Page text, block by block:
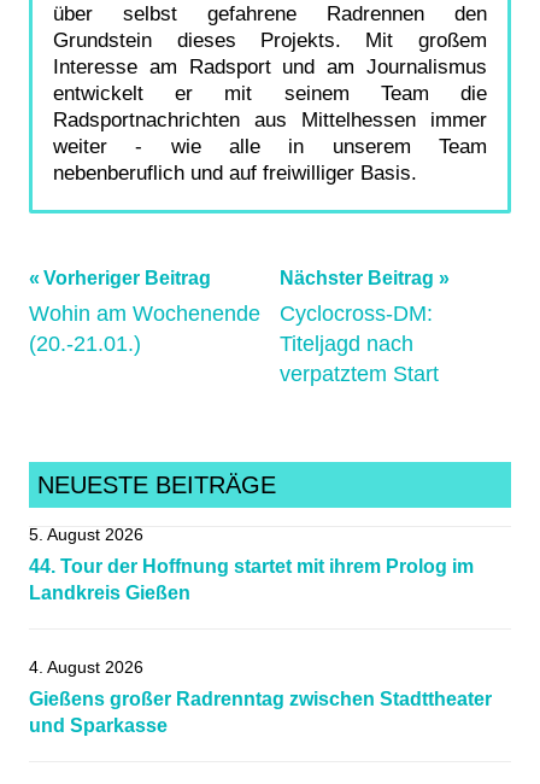
über selbst gefahrene Radrennen den
Grundstein dieses Projekts. Mit großem
Interesse am Radsport und am Journalismus
entwickelt er mit seinem Team die
Radsportnachrichten aus Mittelhessen immer
weiter - wie alle in unserem Team
nebenberuflich und auf freiwilliger Basis.
Schlagwörter:
HerbertBender,
hessen,
Gedächtnispokal,
Mittelhessen,
Radsportnachrichten
rvghungen
Beitragsnavigation
Vorheriger Beitrag
Wohin am Wochenende
(20.-21.01.)
Nächster Beitrag
Cyclocross-DM:
Titeljagd nach
verpatztem Start
NEUESTE BEITRÄGE
5. August 2026
44. Tour der Hoffnung startet mit ihrem Prolog im
Landkreis Gießen
4. August 2026
Gießens großer Radrenntag zwischen Stadttheater
und Sparkasse